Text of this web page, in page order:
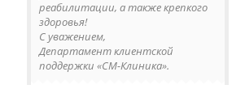
реабилитации, а также крепкого
здоровья!
С уважением,
Департамент клиентской
поддержки «СМ-Клиника».